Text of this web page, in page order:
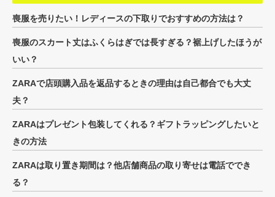
喪服を売りたい！レディースの下取りでおすすめの方法は？
喪服のスカート丈はふくらはぎでは長すぎる？裾上げしたほうが
いい？
ZARAで店頭購入品を返品するときの理由は自己都合でも大丈
夫？
ZARAはプレゼント包装してくれる？ギフトラッピングしたいと
きの方法
ZARAは取り置き期間は？他店舗商品の取り寄せは電話ででき
る？